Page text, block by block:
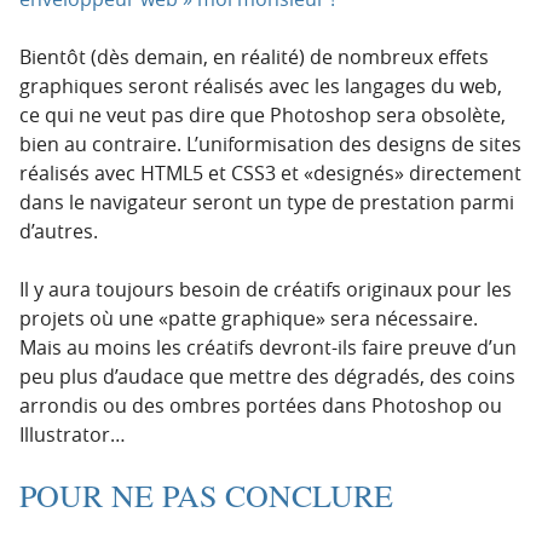
Bientôt (dès demain, en réalité) de nombreux effets
graphiques seront réalisés avec les langages du web,
ce qui ne veut pas dire que Photoshop sera obsolète,
bien au contraire. L’uniformisation des designs de sites
réalisés avec HTML5 et CSS3 et «designés» directement
dans le navigateur seront un type de prestation parmi
d’autres.
Il y aura toujours besoin de créatifs originaux pour les
projets où une «patte graphique» sera nécessaire.
Mais au moins les créatifs devront-ils faire preuve d’un
peu plus d’audace que mettre des dégradés, des coins
arrondis ou des ombres portées dans Photoshop ou
Illustrator…
POUR NE PAS CONCLURE